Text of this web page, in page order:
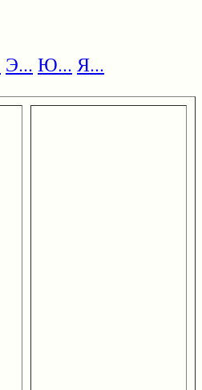
Э... Ю... Я...